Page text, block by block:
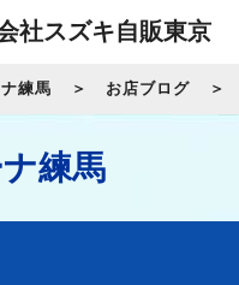
社スズキ自販東京
練馬 お店ブログ
練馬